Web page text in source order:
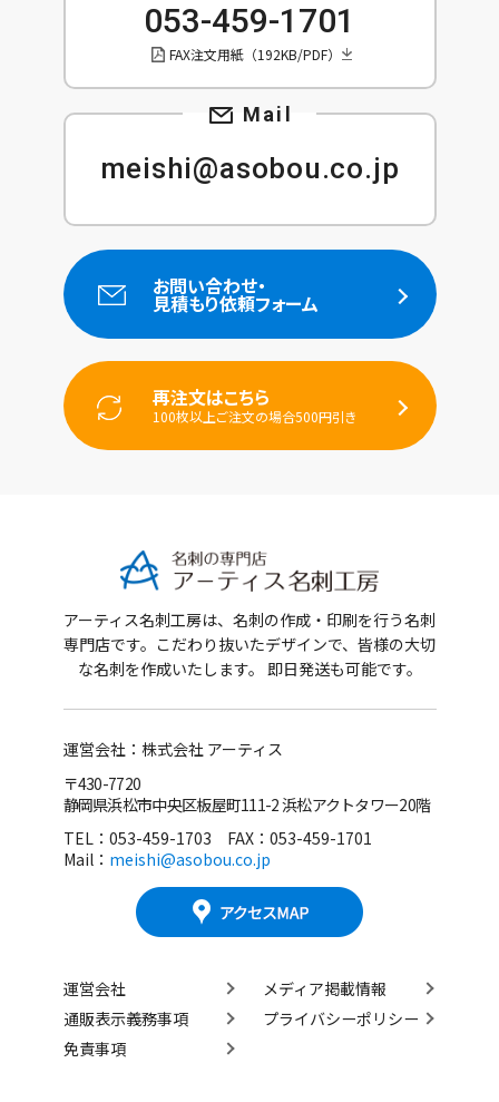
053-459-1701
FAX注文用紙（192KB/PDF）
meishi@asobou.co.jp
お問い合わせ・
見積もり依頼フォーム
再注文はこちら
100枚以上ご注文の場合500円引き
アーティス名刺工房は、名刺の作成・印刷を行う名刺
専門店です。 こだわり抜いたデザインで、皆様の大切
な名刺を作成いたします。 即日発送も可能です。
運営会社：株式会社 アーティス
〒430-7720
静岡県浜松市中央区板屋町111-2 浜松アクトタワー20階
TEL：053-459-1703 FAX：053-459-1701
Mail： meishi@asobou.co.jp
運営会社
メディア掲載情報
通販表示義務事項
プライバシーポリシー
免責事項